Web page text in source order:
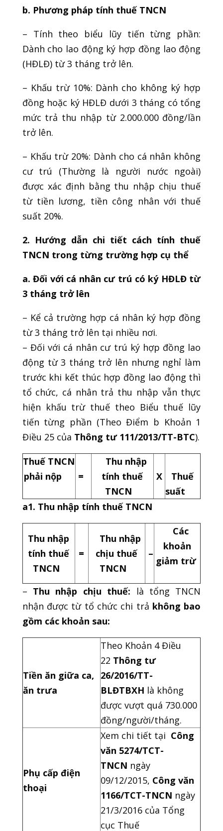
b. Phương pháp tính thuế TNCN
– Tính theo biểu lũy tiến từng phần:
Dành cho lao động ký hợp đồng lao động
(HĐLĐ) từ 3 tháng trở lên.
– Khấu trừ 10%: Dành cho không ký hợp
đồng hoặc ký HĐLĐ dưới 3 tháng có tổng
mức trả thu nhập từ 2.000.000 đồng/lần
trở lên.
– Khấu trừ 20%: Dành cho cá nhân không
cư trú (Thường là người nước ngoài)
được xác định bằng thu nhập chịu thuế
từ tiền lương, tiền công nhân với thuế
suất 20%.
2. Hướng dẫn chi tiết cách tính thuế
TNCN trong từng trường hợp cụ thể
a. Đối với cá nhân cư trú có ký HĐLĐ từ
3 tháng trở lên
– Kể cả trường hợp cá nhân ký hợp đồng
từ 3 tháng trở lên tại nhiều nơi.
– Đối với cá nhân cư trú ký hợp đồng lao
động từ 3 tháng trở lên nhưng nghỉ làm
trước khi kết thúc hợp đồng lao động thì
tổ chức, cá nhân trả thu nhập vẫn thực
hiện khấu trừ thuế theo Biểu thuế lũy
tiến từng phần (Theo Điểm b Khoản 1
Điều 25 của Thông tư 111/2013/TT-BTC).
Thuế TNCN
phải nộp
=
Thu nhập
tính thuế
TNCN
X
Thuế
suất
a1. Thu nhập tính thuế TNCN
Thu nhập
tính thuế
TNCN
=
Thu nhập
chịu thuế
TNCN
–
Các
khoản
giảm trừ
– Thu nhập chịu thuế: là tổng TNCN
nhận được từ tổ chức chi trả không bao
gồm các khoản sau:
Tiền ăn giữa ca,
ăn trưa
Theo Khoản 4 Điều
22 Thông tư
26/2016/TT-
BLĐTBXH là không
được vượt quá 730.000
đồng/người/tháng.
Phụ cấp điện
thoại
Xem chi tiết tại Công
văn 5274/TCT-
TNCN ngày
09/12/2015, Công văn
1166/TCT-TNCN ngày
21/3/2016 của Tổng
cục Thuế